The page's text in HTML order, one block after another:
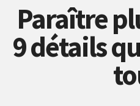
Paraître
9 détails